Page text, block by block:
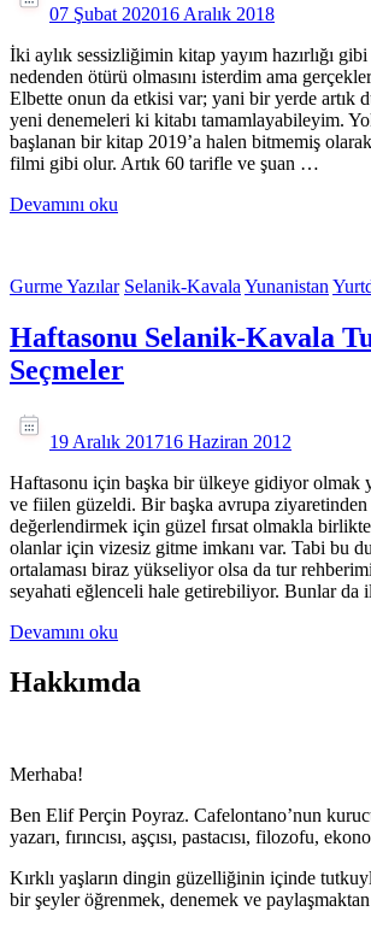
07 Şubat 202016 Aralık 2018
İki aylık sessizliğimin kitap yayım hazırlığı
nedenden ötürü olmasını isterdim ama
Elbette onun da etkisi var; yani bir yerde artık
yeni denemeleri ki kitabı tamamlayabileyim.
başlanan bir kitap 2019’a halen bitmemiş
filmi gibi olur. Artık 60 tarifle ve şuan …
Devamını oku
Gurme Yazılar Selanik-Kavala Yunanistan
Haftasonu Selanik-Kavala
Seçmeler
19 Aralık 201716 Haziran 2012
Haftasonu için başka bir ülkeye gidiyor olmak
ve fiilen güzeldi. Bir başka avrupa
değerlendirmek için güzel fırsat olmakla
olanlar için vizesiz gitme imkanı var. Tabi bu
ortalaması biraz yükseliyor olsa da tur
seyahati eğlenceli hale getirebiliyor. Bunlar
Devamını oku
Hakkımda
Merhaba!
Ben Elif Perçin Poyraz. Cafelontano’nun
yazarı, fırıncısı, aşçısı, pastacısı, filozofu,
Kırklı yaşların dingin güzelliğinin içinde
bir şeyler öğrenmek, denemek ve